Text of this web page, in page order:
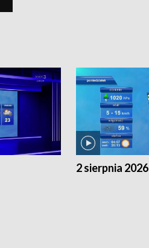
2 sierpnia 2026